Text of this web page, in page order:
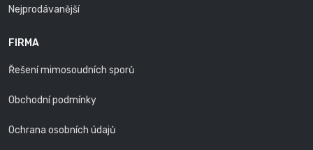
Nejprodávanější
FIRMA
Řešení mimosoudních sporů
Obchodní podmínky
Ochrana osobních údajů